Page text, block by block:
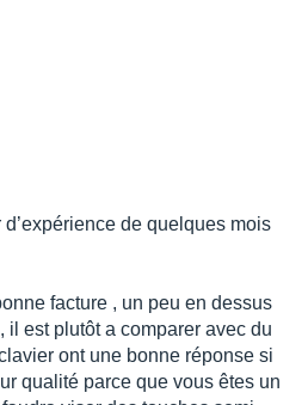
de quelques mois
facture , un peu en dessus
il est plutôt a comparer avec du
ont une bonne réponse si
qualité parce que vous êtes un